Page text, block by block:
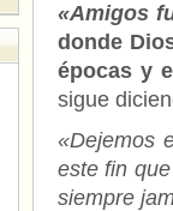
«Amigos
donde
épocas y
sigue
«Dejemos
este fin
siempre